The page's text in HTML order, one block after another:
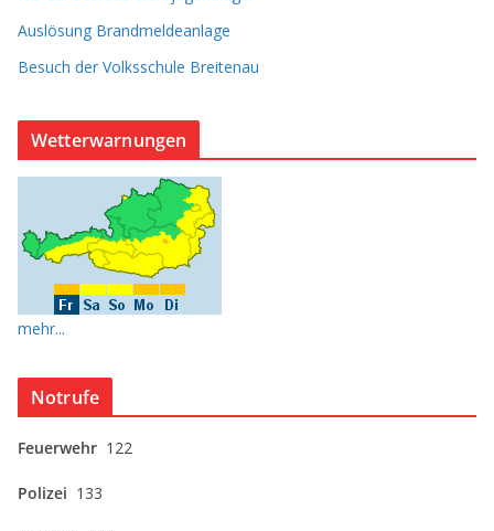
Auslösung Brandmeldeanlage
Besuch der Volksschule Breitenau
Wetterwarnungen
mehr...
Notrufe
Feuerwehr 122
Polizei 133